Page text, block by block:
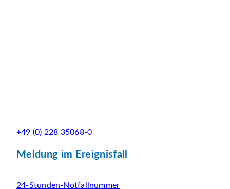
+49 (0) 228 35068-0
Meldung im Ereignisfall
24-Stunden-Notfallnummer